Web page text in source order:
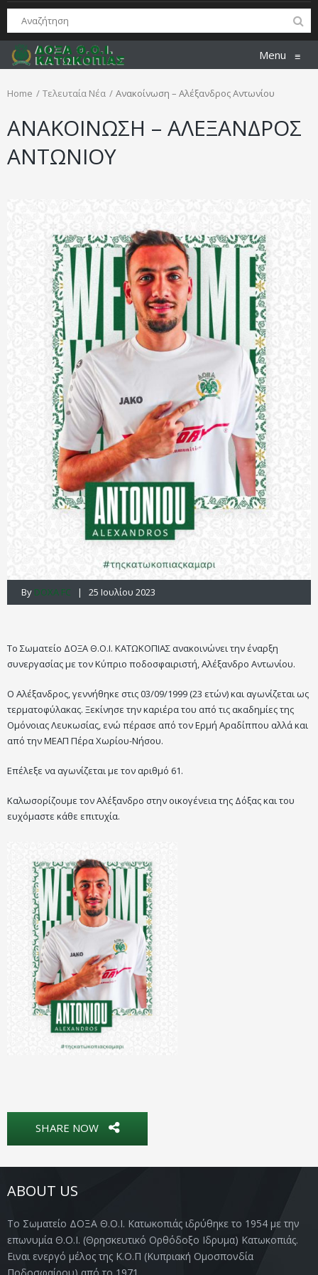
Menu ≡
Home Τελευταία Νέα Ανακοίνωση – Αλέξανδρος Αντωνίου
ΑΝΑΚΟΙΝΩΣΗ – ΑΛΕΞΑΝΔΡΟΣ
ΑΝΤΩΝΙΟΥ
By DOXA FC | 25 Ιουλίου 2023
Το Σωματείο ΔΟΞΑ Θ.Ο.Ι. ΚΑΤΩΚΟΠΙΑΣ ανακοινώνει την έναρξη
συνεργασίας με τον Κύπριο ποδοσφαιριστή, Αλέξανδρο Αντωνίου.
Ο Αλέξανδρος, γεννήθηκε στις 03/09/1999 (23 ετών) και αγωνίζεται ως
τερματοφύλακας. Ξεκίνησε την καριέρα του από τις ακαδημίες της
Ομόνοιας Λευκωσίας, ενώ πέρασε από τον Ερμή Αραδίππου αλλά και
από την ΜΕΑΠ Πέρα Χωρίου-Νήσου.
Επέλεξε να αγωνίζεται με τον αριθμό 61.
Καλωσορίζουμε τον Αλέξανδρο στην οικογένεια της Δόξας και του
ευχόμαστε κάθε επιτυχία.
SHARE NOW
ABOUT US
Το Σωματείο ΔΟΞΑ Θ.Ο.Ι. Κατωκοπιάς ιδρύθηκε το 1954 με την
επωνυμία Θ.Ο.Ι. (Θρησκευτικό Ορθόδοξο Ιδρυμα) Κατωκοπιάς.
Ειναι ενεργό μέλος της Κ.Ο.Π (Κυπριακή Ομοσπονδία